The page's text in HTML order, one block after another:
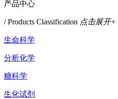
产品中心
/ Products Classification 点击展开+
生命科学
分析化学
糖科学
生化试剂